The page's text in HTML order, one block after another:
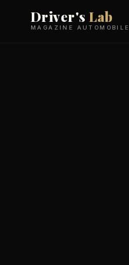
Driver'sLab
MAGAZINE AUTOMOBILE